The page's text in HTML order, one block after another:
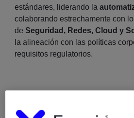
estándares, liderando la
colaborando estrechamente con
de Seguridad, Redes, Cloud y
la alineación con las políticas
requisitos regulatorios.